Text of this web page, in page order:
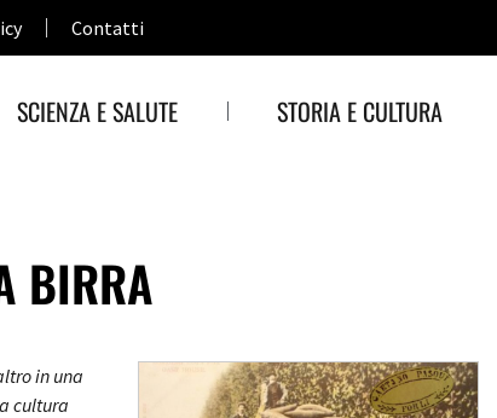
Contatti
SCIENZA E SALUTE STORIA E CULTURA
BIRRA
in una
cultura